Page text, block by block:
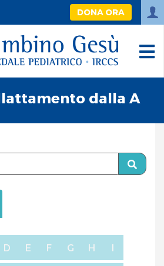
DONA ORA
dalla A
D E F G H I